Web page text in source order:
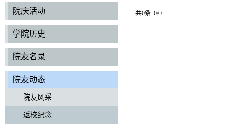
院庆活动
学院历史
院友名录
院友动态
院友风采
返校纪念
共0条 0/0